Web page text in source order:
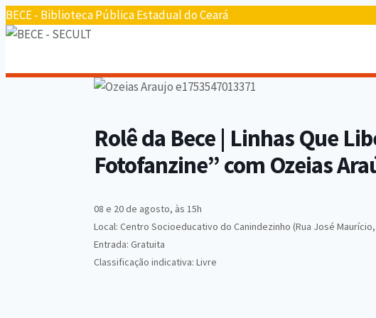
BECE - Biblioteca Pública Estadual do Ceará
Rolê da Bece | Linhas Que
Fotofanzine” com Ozeias
08 e 20 de agosto, às 15h
Local: Centro Socioeducativo do Canindezinho (Rua José
Entrada: Gratuita
Classificação indicativa: Livre